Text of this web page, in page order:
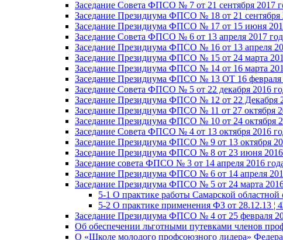
Заседание Совета ФПСО № 7 от 21 сентября 2017
Заседание Президиума ФПСО № 18 от 21 сентября
Заседание Президиума ФПСО № 17 от 15 июня
Заседание Совета ФПСО № 6 от 13 апреля 2017
Заседание Президиума ФПСО № 16 от 13 апреля
Заседание Президиума ФПСО № 15 от 24 марта
Заседание Президиума ФПСО № 14 от 16 марта
Заседание Президиума ФПСО № 13 ОТ 16 февраля
Заседание Совета ФПСО № 5 от 22 декабря 2016
Заседание Президиума ФПСО № 12 от 22 Декабря
Заседание Президиума ФПСО № 11 от 27 октября
Заседание Президиума ФПСО № 10 от 24 октября
Заседание Совета ФПСО № 4 от 13 октября 2016
Заседание Президиума ФПСО № 9 от 13 октября
Заседание Президиума ФПСО № 8 от 23 июня 2016
Заседание совета ФПСО № 3 от 14 апреля 2016
Заседание Президиума ФПСО № 6 от 14 апреля
Заседание Президиума ФПСО № 5 от 24 марта
5-1 О практике работы Самарской
5-2 О практике применения ФЗ от 28.12.13 ¦
Заседание Президиума ФПСО № 4 от 25 февраля
Об обеспечении льготными путевками членов
О «Школе молодого профсоюзного лидера»